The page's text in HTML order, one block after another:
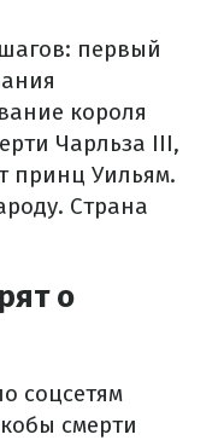
первый
короля
Чарльза III,
принц Уильям.
Страна
о
соцсетям
смерти